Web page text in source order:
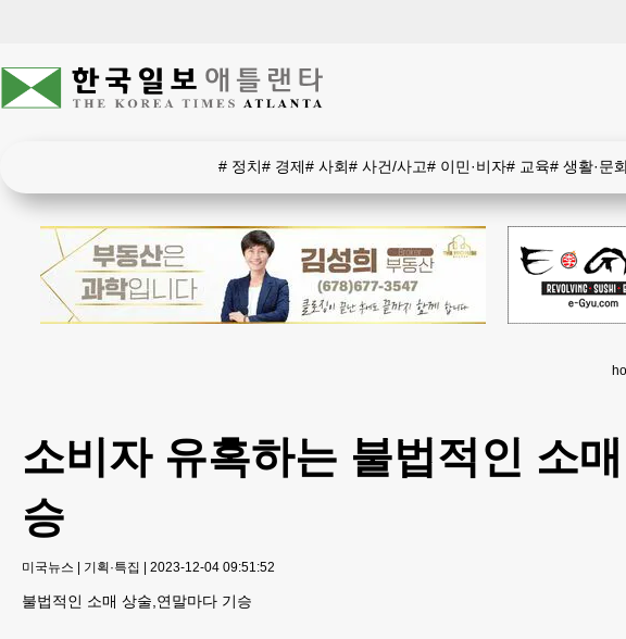
# 정치# 경제# 사회# 사건/사고# 이민·비자# 교육# 생활·문
소비자 유혹하는 불법적인 소
승
미국뉴스 | 기획·특집 | 2023-12-04 09:51:52
불법적인 소매 상술,연말마다 기승